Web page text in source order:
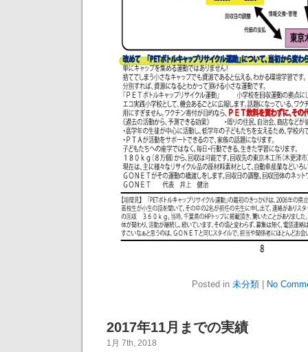
Posted in 未分類| No
2017年11月までの実績
1月 7th, 2018